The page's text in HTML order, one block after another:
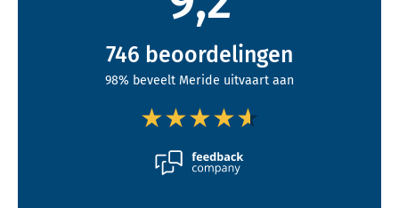
746 beoordelingen
98% beveelt Meride uitvaart aan
★★★★★
★★★★★